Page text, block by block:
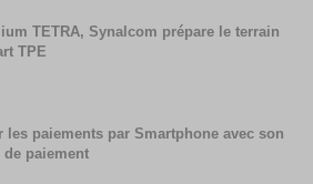
TETRA, Synalcom prépare le terrain
TPE
les paiements par Smartphone avec son
paiement